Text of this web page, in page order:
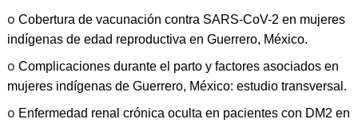
o Cobertura de vacunación contra SARS-CoV-2 en mujeres
indígenas de edad reproductiva en Guerrero, México.
o Complicaciones durante el parto y factores asociados en
mujeres indígenas de Guerrero, México: estudio transversal.
o Enfermedad renal crónica oculta en pacientes con DM2 en